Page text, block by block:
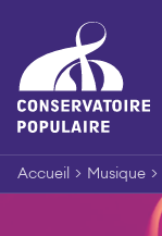
content
Accueil > Musique >